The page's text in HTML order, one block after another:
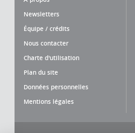
Newsletters
Équipe / crédits
Nous contacter
Charte d'utilisation
Plan du site
Données personnelles
Mentions légales